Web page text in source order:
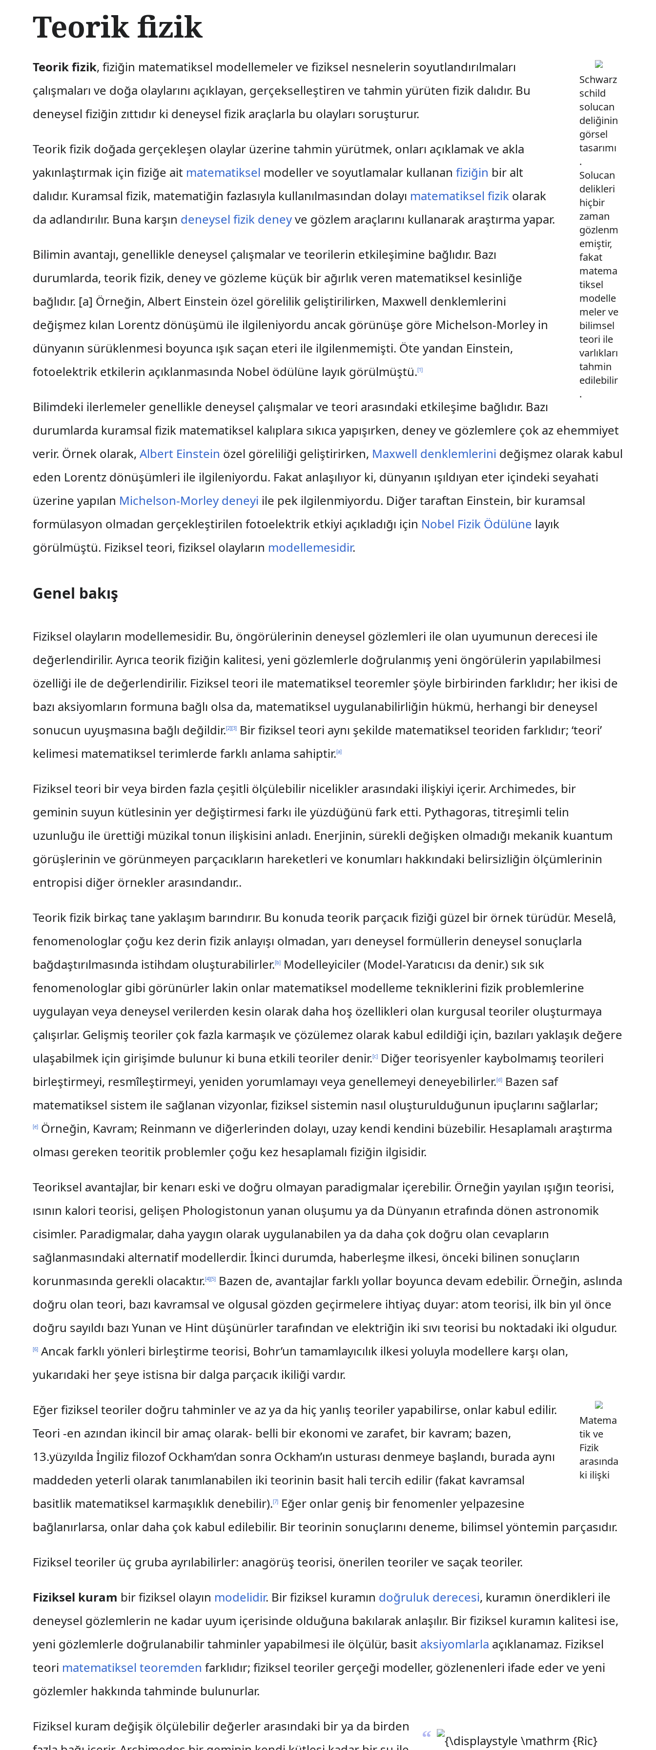
ç
e
t
a
Teorik fizik
Schwarz
schild
solucan
deliğinin
görsel
tasarımı
.
Solucan
delikleri
hiçbir
zaman
gözlenm
emiştir,
fakat
matema
tiksel
modelle
meler ve
bilimsel
teori ile
varlıkları
tahmin
edilebilir
.
Teorik fizik, fiziğin matematiksel modellemeler ve fiziksel nesnelerin soyutlandırılmaları
çalışmaları ve doğa olaylarını açıklayan, gerçekselleştiren ve tahmin yürüten fizik dalıdır. Bu
deneysel fiziğin zıttıdır ki deneysel fizik araçlarla bu olayları soruşturur.
Teorik fizik doğada gerçekleşen olaylar üzerine tahmin yürütmek, onları açıklamak ve akla
yakınlaştırmak için fiziğe ait matematiksel modeller ve soyutlamalar kullananfiziğin bir alt
dalıdır. Kuramsal fizik, matematiğin fazlasıyla kullanılmasından dolayı matematiksel fizik olarak
da adlandırılır. Buna karşın deneysel fizik deneyve gözlem araçlarını kullanarak araştırma yapar.
Bilimin avantajı, genellikle deneysel çalışmalar ve teorilerin etkileşimine bağlıdır. Bazı
durumlarda, teorik fizik, deney ve gözleme küçük bir ağırlık veren matematiksel kesinliğe
bağlıdır. [a] Örneğin, Albert Einstein özel görelilik geliştirilirken, Maxwell denklemlerini
değişmez kılan Lorentz dönüşümü ile ilgileniyordu ancak görünüşe göre Michelson-Morley in
dünyanın sürüklenmesi boyunca ışık saçan eteri ile ilgilenmemişti. Öte yandan Einstein,
fotoelektrik etkilerin açıklanmasında Nobel ödülüne layık görülmüştü.[1]
Bilimdeki ilerlemeler genellikle deneysel çalışmalar ve teori arasındaki etkileşime bağlıdır. Bazı
durumlarda kuramsal fizik matematiksel kalıplara sıkıca yapışırken, deney ve gözlemlere çok az ehemmiyet
verir. Örnek olarak,Albert Einstein özel göreliliği geliştirirken, Maxwell denklemlerini değişmez olarak kabul
eden Lorentz dönüşümleri ile ilgileniyordu. Fakat anlaşılıyor ki, dünyanın ışıldıyan eter içindeki seyahati
üzerine yapılan Michelson-Morley deneyi ile pek ilgilenmiyordu. Diğer taraftan Einstein, bir kuramsal
formülasyon olmadan gerçekleştirilen fotoelektrik etkiyi açıkladığı için Nobel Fizik Ödülüne layık
görülmüştü. Fiziksel teori, fiziksel olayların modellemesidir.
Genel bakış
Fiziksel olayların modellemesidir. Bu, öngörülerinin deneysel gözlemleri ile olan uyumunun derecesi ile
değerlendirilir. Ayrıca teorik fiziğin kalitesi, yeni gözlemlerle doğrulanmış yeni öngörülerin yapılabilmesi
özelliği ile de değerlendirilir. Fiziksel teori ile matematiksel teoremler şöyle birbirinden farklıdır; her ikisi de
bazı aksiyomların formuna bağlı olsa da, matematiksel uygulanabilirliğin hükmü, herhangi bir deneysel
sonucun uyuşmasına bağlı değildir.[2][3]
Bir fiziksel teori aynı şekilde matematiksel teoriden farklıdır; ‘teori’
kelimesi matematiksel terimlerde farklı anlama sahiptir.[a]
Fiziksel teori bir veya birden fazla çeşitli ölçülebilir nicelikler arasındaki ilişkiyi içerir. Archimedes, bir
geminin suyun kütlesinin yer değiştirmesi farkı ile yüzdüğünü fark etti. Pythagoras, titreşimli telin
uzunluğu ile ürettiği müzikal tonun ilişkisini anladı. Enerjinin, sürekli değişken olmadığı mekanik kuantum
görüşlerinin ve görünmeyen parçacıkların hareketleri ve konumları hakkındaki belirsizliğin ölçümlerinin
entropisi diğer örnekler arasındandır..
Teorik fizik birkaç tane yaklaşım barındırır. Bu konuda teorik parçacık fiziği güzel bir örnek türüdür. Meselâ,
fenomenologlar çoğu kez derin fizik anlayışı olmadan, yarı deneysel formüllerin deneysel sonuçlarla
bağdaştırılmasında istihdam oluşturabilirler.[b]
Modelleyiciler (Model-Yaratıcısı da denir.) sık sık
fenomenologlar gibi görünürler lakin onlar matematiksel modelleme tekniklerini fizik problemlerine
uygulayan veya deneysel verilerden kesin olarak daha hoş özellikleri olan kurgusal teoriler oluşturmaya
çalışırlar. Gelişmiş teoriler çok fazla karmaşık ve çözülemez olarak kabul edildiği için, bazıları yaklaşık değere
ulaşabilmek için girişimde bulunur ki buna etkili teoriler denir.[c]
Diğer teorisyenler kaybolmamış teorileri
birleştirmeyi, resmîleştirmeyi, yeniden yorumlamayı veya genellemeyi deneyebilirler.[d]
Bazen saf
matematiksel sistem ile sağlanan vizyonlar, fiziksel sistemin nasıl oluşturulduğunun ipuçlarını sağlarlar;
[e] Örneğin, Kavram; Reinmann ve diğerlerinden dolayı, uzay kendi kendini büzebilir. Hesaplamalı araştırma
olması gereken teoritik problemler çoğu kez hesaplamalı fiziğin ilgisidir.
Teoriksel avantajlar, bir kenarı eski ve doğru olmayan paradigmalar içerebilir. Örneğin yayılan ışığın teorisi,
ısının kalori teorisi, gelişen Phologistonun yanan oluşumu ya da Dünyanın etrafında dönen astronomik
cisimler. Paradigmalar, daha yaygın olarak uygulanabilen ya da daha çok doğru olan cevapların
sağlanmasındaki alternatif modellerdir. İkinci durumda, haberleşme ilkesi, önceki bilinen sonuçların
korunmasında gerekli olacaktır.[4][5]
Bazen de, avantajlar farklı yollar boyunca devam edebilir. Örneğin, aslında
doğru olan teori, bazı kavramsal ve olgusal gözden geçirmelere ihtiyaç duyar: atom teorisi, ilk bin yıl önce
doğru sayıldı bazı Yunan ve Hint düşünürler tarafından ve elektriğin iki sıvı teorisi bu noktadaki iki olgudur.
[6] Ancak farklı yönleri birleştirme teorisi, Bohr’un tamamlayıcılık ilkesi yoluyla modellere karşı olan,
yukarıdaki her şeye istisna bir dalga parçacık ikiliği vardır.
Matema
tik ve
Fizik
arasında
ki ilişki
Eğer fiziksel teoriler doğru tahminler ve az ya da hiç yanlış teoriler yapabilirse, onlar kabul edilir.
Teori -en azından ikincil bir amaç olarak- belli bir ekonomi ve zarafet, bir kavram; bazen,
13.yüzyılda İngiliz filozof Ockham’dan sonra Ockham’ın usturası denmeye başlandı, burada aynı
maddeden yeterli olarak tanımlanabilen iki teorinin basit hali tercih edilir (fakat kavramsal
basitlik matematiksel karmaşıklık denebilir).[7]
Eğer onlar geniş bir fenomenler yelpazesine
bağlanırlarsa, onlar daha çok kabul edilebilir. Bir teorinin sonuçlarını deneme, bilimsel yöntemin parçasıdır.
Fiziksel teoriler üç gruba ayrılabilirler: anagörüş teorisi, önerilen teoriler ve saçak teoriler.
Fiziksel kuram bir fiziksel olayın modelidir. Bir fiziksel kuramın doğruluk derecesi, kuramın önerdikleri ile
deneysel gözlemlerin ne kadar uyum içerisinde olduğuna bakılarak anlaşılır. Bir fiziksel kuramın kalitesi ise,
yeni gözlemlerle doğrulanabilir tahminler yapabilmesi ile ölçülür, basit aksiyomlarla açıklanamaz. Fiziksel
teori matematiksel teoremden farklıdır; fiziksel teoriler gerçeği modeller, gözlenenleri ifade eder ve yeni
gözlemler hakkında tahminde bulunurlar.
“
Fiziksel kuram değişik ölçülebilir değerler arasındaki bir ya da birden